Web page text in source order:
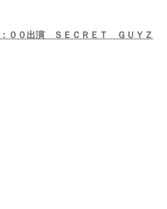
：００出演 ＳＥＣＲＥＴ ＧＵＹＺ